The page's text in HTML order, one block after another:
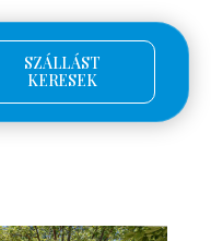
SZÁLLÁST
KERESEK